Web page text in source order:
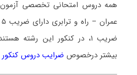
همه دروس امتحانی تخصصی
ضریب ۱، در کنکور این رشته هستند.
بیشتر درخصوص ضرایب دروس کنکور